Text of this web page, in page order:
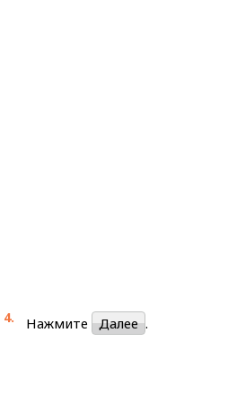
Нажмите Далее .